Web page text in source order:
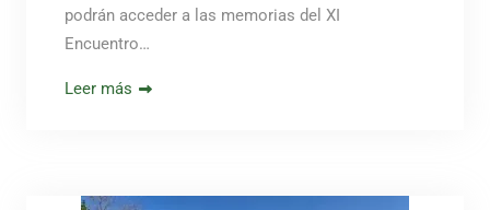
podrán acceder a las memorias del XI
Encuentro…
Leer más